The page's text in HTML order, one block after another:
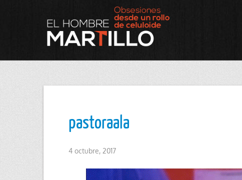
pastoraala
4 octubre, 2017